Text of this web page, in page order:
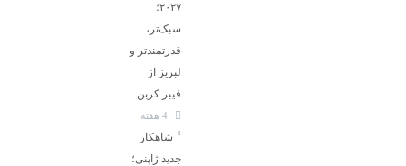
۲۰۲۷؛
سبک‌تر،
قدرتمندتر و
لبریز از
فیبر کربن
شاهکار
جدید ژاپنی؛